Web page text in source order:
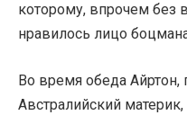
которому, впрочем без
нравилось лицо
Во время обеда
Австралийский